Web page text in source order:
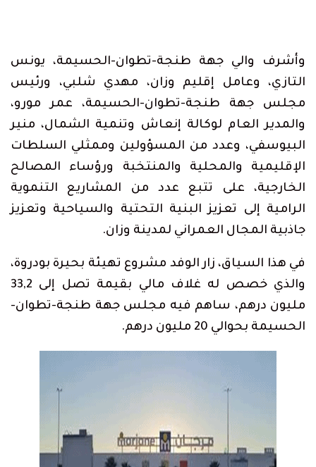
وأشرف والي جهة طنجة-تطوان-الحسيمة، يونس
التازي، وعامل إقليم وزان، مهدي شلبي، ورئيس
مجلس جهة طنجة-تطوان-الحسيمة، عمر مورو،
والمدير العام لوكالة إنعاش وتنمية الشمال، منير
البيوسفي، وعدد من المسؤولين وممثلي السلطات
الإقليمية والمحلية والمنتخبة ورؤساء المصالح
الخارجية، على تتبع عدد من المشاريع التنموية
الرامية إلى تعزيز البنية التحتية والسياحية وتعزيز
جاذبية المجال العمراني لمدينة وزان.
في هذا السياق، زار الوفد مشروع تهيئة بحيرة بودروة،
والذي خصص له غلاف مالي بقيمة تصل إلى 33,2
مليون درهم، ساهم فيه مجلس جهة طنجة-تطوان-
الحسيمة بحوالي 20 مليون درهم.